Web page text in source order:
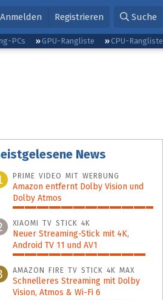
Anmelden Registrieren Suche
PCs GPU-Rangliste CPU-Rangliste
News
PRIME VIDEO MIT WERBUNG
Amazon entfernt Dolby Vision und
Dolby Atmos
100%
XIAOMI TV STICK 4K
Neuer Streaming-Stick mit 4K,
Android TV 11 und AV1
95%
AMAZON FIRE TV STICK 4K MAX
Schnelleres Streaming mit Dolby
Vision, Atmos & Wi-Fi 6